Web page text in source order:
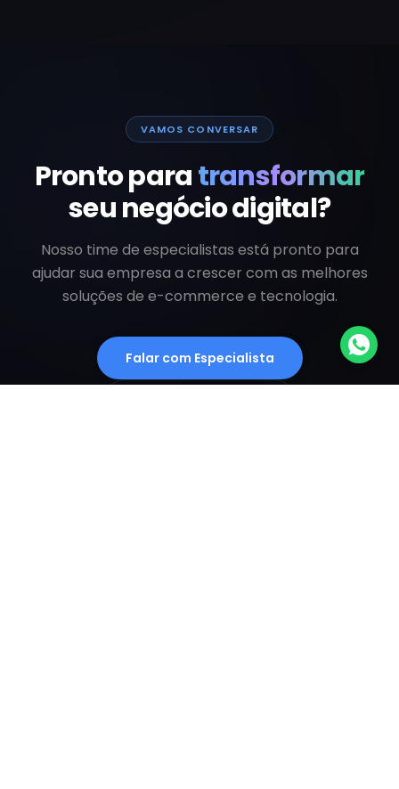
VAMOS CONVERSAR
Pronto paratransformar
seu negócio digital?
Nosso time de especialistas está pronto para
ajudar sua empresa a crescer com as melhores
soluções de e-commerce e tecnologia.
Falar com Especialista